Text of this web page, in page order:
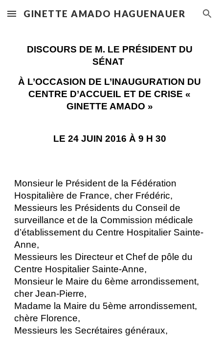
Skip to main content Skip to navigation
GINETTE AMADO HAGUENAUER
DISCOURS DE M. LE PRÉSIDENT DU
SÉNAT
À L’OCCASION DE L’INAUGURATION DU
CENTRE D’ACCUEIL ET DE CRISE «
GINETTE AMADO »
LE 24 JUIN 2016 À 9 H 30
Monsieur le Président de la Fédération
Hospitalière de France, cher Frédéric,
Messieurs les Présidents du Conseil de
surveillance et de la Commission médicale
d’établissement du Centre Hospitalier Sainte-
Anne,
Messieurs les Directeur et Chef de pôle du
Centre Hospitalier Sainte-Anne,
Monsieur le Maire du 6ème arrondissement,
cher Jean-Pierre,
Madame la Maire du 5ème arrondissement,
chère Florence,
Messieurs les Secrétaires généraux,